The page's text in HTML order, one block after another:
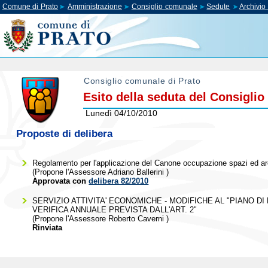
Comune di Prato Amministrazione Consiglio comunale Sedute Archivio
Consiglio comunale di Prato
Esito della seduta del Consiglio
Lunedì 04/10/2010
Proposte di delibera
Regolamento per l'applicazione del Canone occupazione spazi ed
(Propone l'AssessoreAdriano Ballerini )
Approvata condelibera 82/2010
SERVIZIO ATTIVITA' ECONOMICHE - MODIFICHE AL "PIANO
VERIFICA ANNUALE PREVISTA DALL'ART. 2"
(Propone l'Assessore Roberto Caverni )
Rinviata